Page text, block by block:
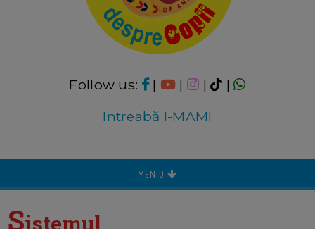
Follow us: | | |
|
Intreabă I-MAMI
MENIU
Sistemul